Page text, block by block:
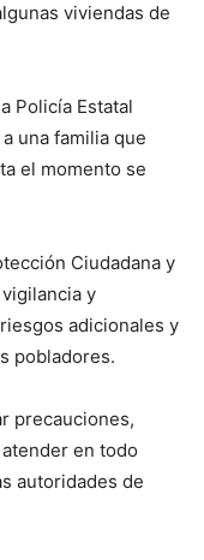
viviendas de
Policía Estatal
una familia que
el momento se
Ciudadana y
y
adicionales y
pobladores.
precauciones,
en todo
autoridades de